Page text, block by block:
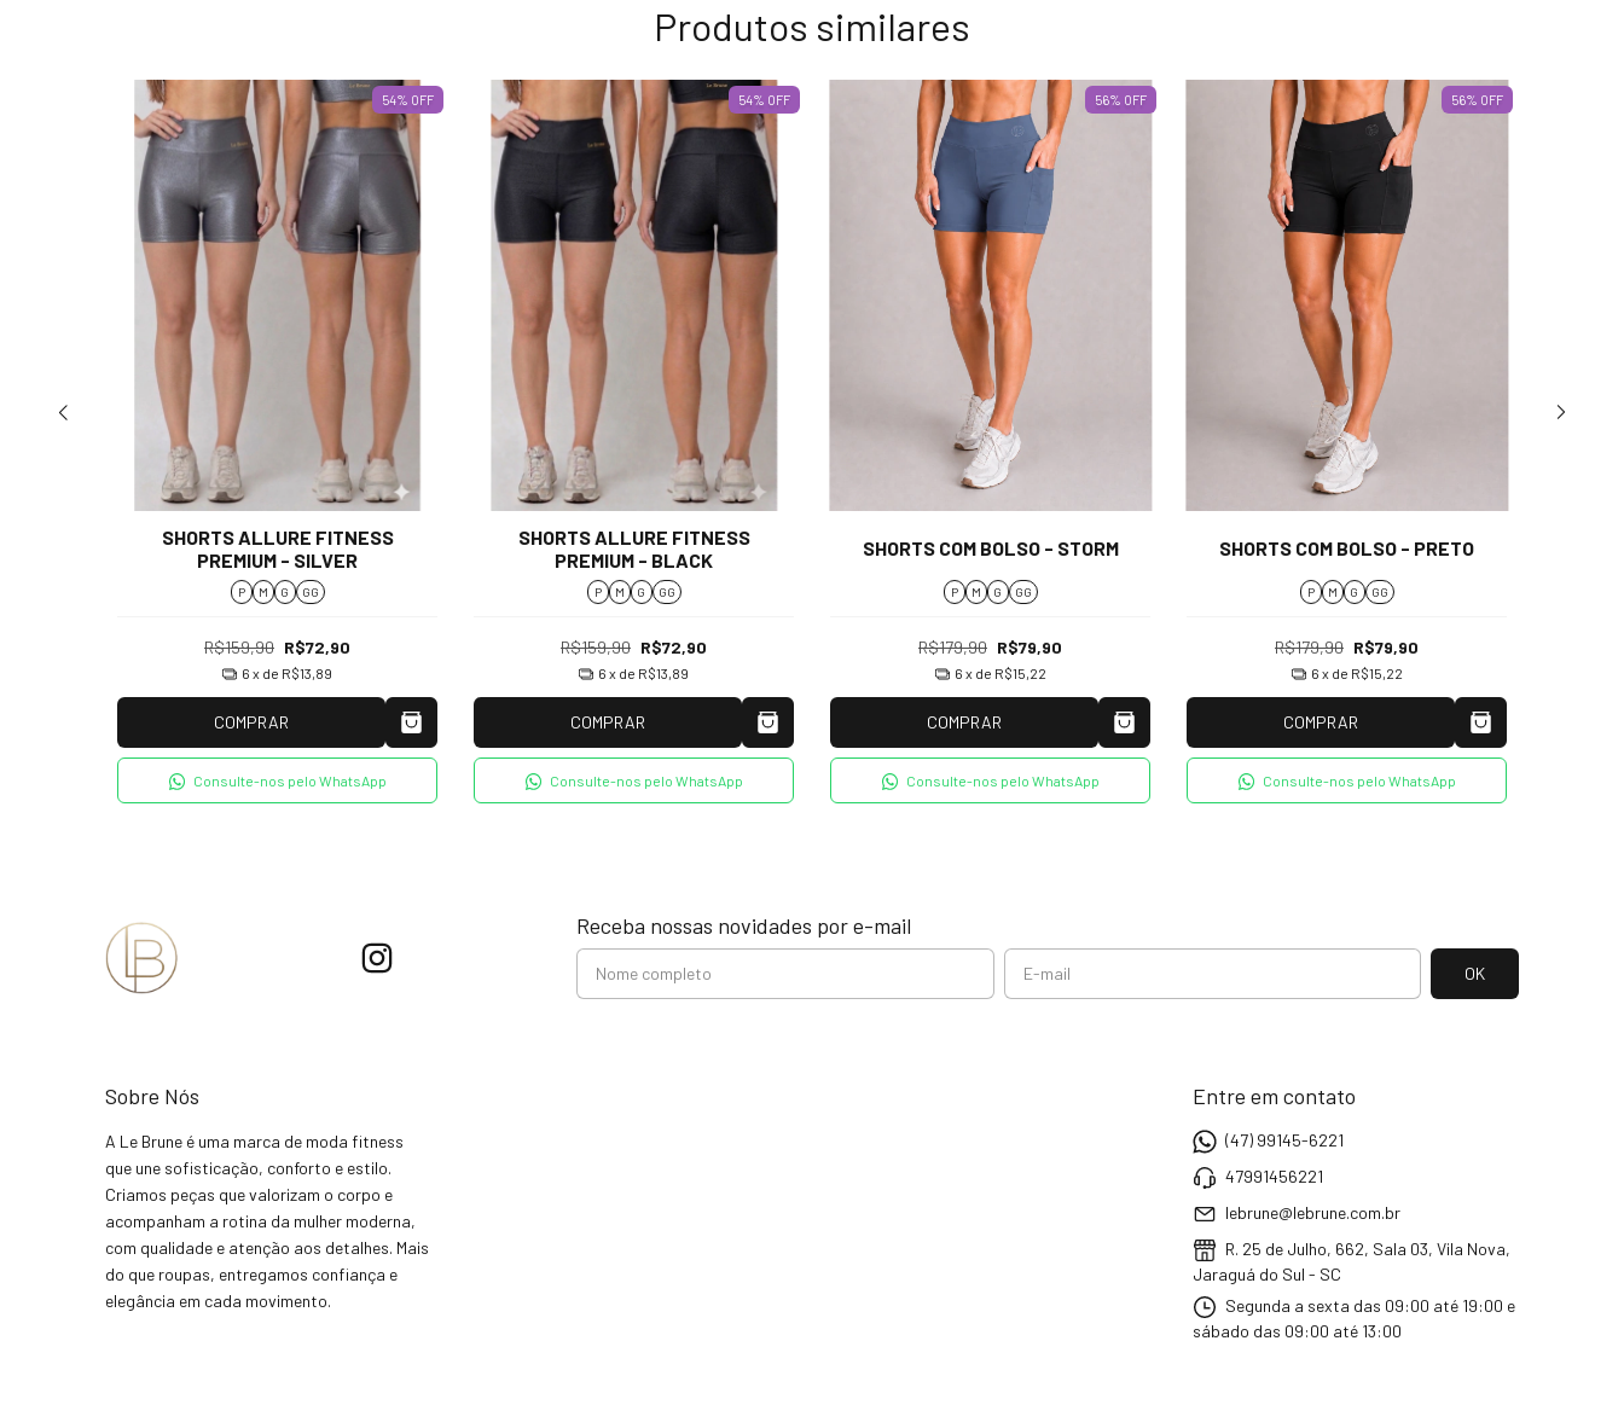
Produtos similares
54% OFF
SHORTS ALLURE FITNESS
PREMIUM - SILVER
P M G GG
R$159,90 R$72,90
6 x de R$13,89
COMPRAR
Consulte-nos pelo WhatsApp
54% OFF
SHORTS ALLURE FITNESS
PREMIUM - BLACK
P M G GG
R$159,90 R$72,90
6 x de R$13,89
COMPRAR
Consulte-nos pelo WhatsApp
56% OFF
SHORTS COM BOLSO - STORM
P M G GG
R$179,90 R$79,90
6 x de R$15,22
COMPRAR
Consulte-nos pelo WhatsApp
56% OFF
SHORTS COM BOLSO - PRETO
P M G GG
R$179,90 R$79,90
6 x de R$15,22
COMPRAR
Consulte-nos pelo WhatsApp
Receba nossas novidades por e-mail
Sobre Nós
A Le Brune é uma marca de moda fitness
que une sofisticação, conforto e estilo.
Criamos peças que valorizam o corpo e
acompanham a rotina da mulher moderna,
com qualidade e atenção aos detalhes. Mais
do que roupas, entregamos confiança e
elegância em cada movimento.
Entre em contato
(47) 99145-6221
47991456221
lebrune@lebrune.com.br
R. 25 de Julho, 662, Sala 03, Vila Nova,
Jaraguá do Sul - SC
Segunda a sexta das 09:00 até 19:00 e
sábado das 09:00 até 13:00